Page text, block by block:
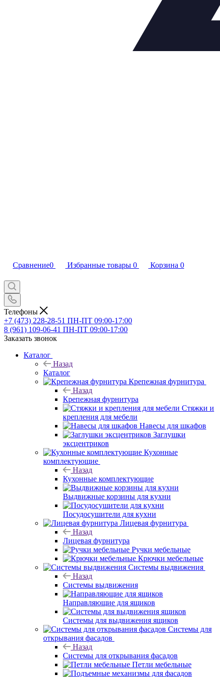
Сравнение0 Избранные товары 0 Корзина 0
Телефоны
+7 (473) 228-28-51 ПН-ПТ 09:00-17:00
8 (961) 109-06-41 ПН-ПТ 09:00-17:00
Заказать звонок
Каталог
Назад
Каталог
Крепежная фурнитура
Назад
Крепежная фурнитура
Стяжки и
крепления для мебели
Навесы для шкафов
Заглушки
эксцентриков
Кухонные
комплектующие
Назад
Кухонные комплектующие
Выдвижные корзины для кухни
Посудосушители для кухни
Лицевая фурнитура
Назад
Лицевая фурнитура
Ручки мебельные
Крючки мебельные
Системы выдвижения
Назад
Системы выдвижения
Направляющие для ящиков
Системы для выдвижения ящиков
Системы для
открывания фасадов
Назад
Системы для открывания фасадов
Петли мебельные